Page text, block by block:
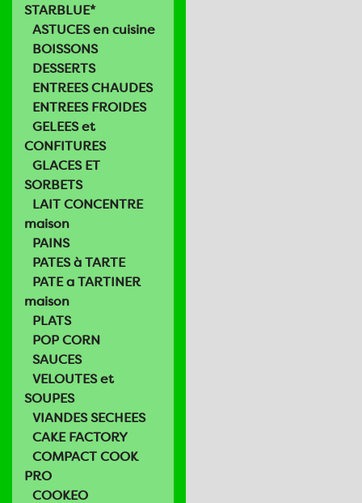
STARBLUE*
ASTUCES en cuisine
BOISSONS
DESSERTS
ENTREES CHAUDES
ENTREES FROIDES
GELEES et
CONFITURES
GLACES ET
SORBETS
LAIT CONCENTRE
maison
PAINS
PATES à TARTE
PATE a TARTINER
maison
PLATS
POP CORN
SAUCES
VELOUTES et
SOUPES
VIANDES SECHEES
CAKE FACTORY
COMPACT COOK
PRO
COOKEO